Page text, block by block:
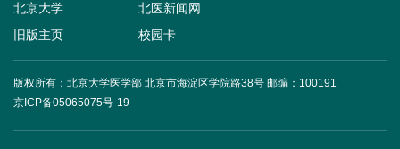
+
北京大学
北医新闻网
旧版主页
校园卡
版权所有：北京大学医学部 北京市海淀区学院路38号 邮编：100191
京ICP备05065075号-19